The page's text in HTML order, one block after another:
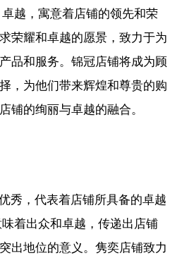
越，寓意着店铺的领先和荣
荣耀和卓越的愿景，致力于为
品和服务。锦冠店铺将成为顾
，为他们带来辉煌和尊贵的购
铺的绚丽与卓越的融合。
秀，代表着店铺所具备的卓越
着出众和卓越，传递出店铺
出地位的意义。隽奕店铺致力